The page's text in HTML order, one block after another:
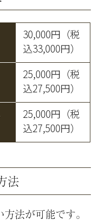
30,000円（税
込33,000円）
25,000円（税
込27,500円）
25,000円（税
込27,500円）
法
法が可能です。